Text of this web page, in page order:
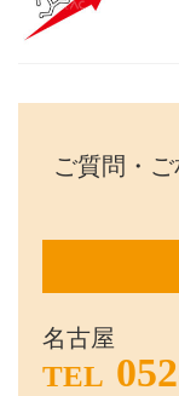
ご質問・
名古屋
TEL